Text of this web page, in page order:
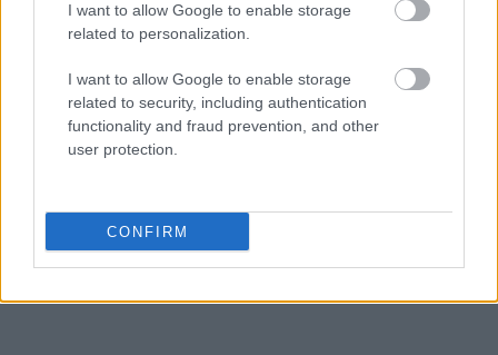
I want to allow Google to enable storage
related to personalization.
I want to allow Google to enable storage
related to security, including authentication
functionality and fraud prevention, and other
user protection.
CONFIRM
Bank 19 εκατ. ευρώ από 12,1 εκατ. ευρώ (+57%).